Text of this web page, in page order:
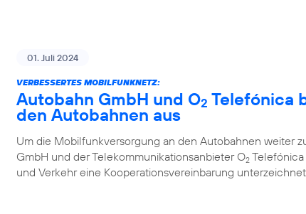
01. Juli 2024
VERBESSERTES MOBILFUNKNETZ:
Autobahn GmbH und O2 Telefónica
den Autobahnen aus
Um die Mobilfunkversorgung an den Autobahnen weiter
GmbH und der Telekommunikationsanbieter O2
und Verkehr eine Kooperationsvereinbarung unterzeichnet.